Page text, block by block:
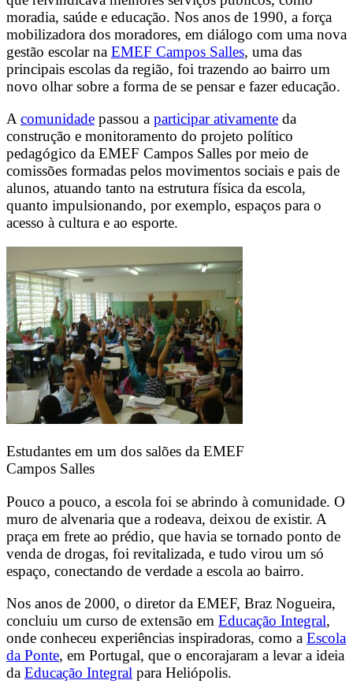
moradia, saúde e educação. Nos anos de 1990, a força
mobilizadora dos moradores, em diálogo com uma nova
gestão escolar na EMEF Campos Salles, uma das
principais escolas da região, foi trazendo ao bairro um
novo olhar sobre a forma de se pensar e fazer educação.
A comunidade passou a participar ativamente da
construção e monitoramento do projeto político
pedagógico da EMEF Campos Salles por meio de
comissões formadas pelos movimentos sociais e pais de
alunos, atuando tanto na estrutura física da escola,
quanto impulsionando, por exemplo, espaços para o
acesso à cultura e ao esporte.
Estudantes em um dos salões da EMEF
Campos Salles
Pouco a pouco, a escola foi se abrindo à comunidade. O
muro de alvenaria que a rodeava, deixou de existir. A
praça em frete ao prédio, que havia se tornado ponto de
venda de drogas, foi revitalizada, e tudo virou um só
espaço, conectando de verdade a escola ao bairro.
Nos anos de 2000, o diretor da EMEF, Braz Nogueira,
concluiu um curso de extensão em Educação Integral,
onde conheceu experiências inspiradoras, como a Escola
da Ponte, em Portugal, que o encorajaram a levar a ideia
da Educação Integral para Heliópolis.